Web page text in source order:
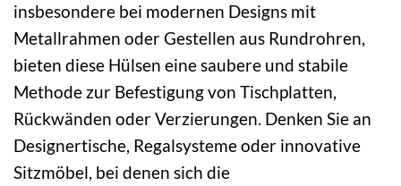
insbesondere bei modernen Designs mit
Metallrahmen oder Gestellen aus Rundrohren,
bieten diese Hülsen eine saubere und stabile
Methode zur Befestigung von Tischplatten,
Rückwänden oder Verzierungen. Denken Sie an
Designertische, Regalsysteme oder innovative
Sitzmöbel, bei denen sich die